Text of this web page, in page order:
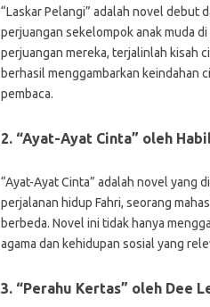
“Laskar Pelangi” adalah novel debut
perjuangan sekelompok anak muda
perjuangan mereka, terjalinlah kisah
berhasil menggambarkan keindahan
pembaca.
2. “Ayat-Ayat Cinta” oleh
“Ayat-Ayat Cinta” adalah novel yang
perjalanan hidup Fahri, seorang
berbeda. Novel ini tidak hanya
agama dan kehidupan sosial yang
3. “Perahu Kertas” oleh Dee